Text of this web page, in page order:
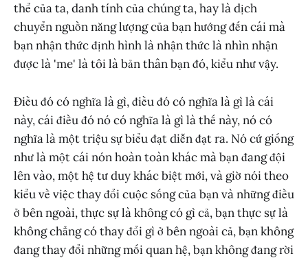
thể của ta, danh tính của chúng ta, hay là dịch
chuyển nguồn năng lượng của bạn hướng đến cái mà
bạn nhận thức định hình là nhận thức là nhìn nhận
được là 'me' là tôi là bản thân bạn đó, kiểu như vậy.
Điều đó có nghĩa là gì, điều đó có nghĩa là gì là cái
này, cái điều đó nó có nghĩa là gì là thế này, nó có
nghĩa là một triệu sự biểu đạt diễn đạt ra. Nó cứ giống
như là một cái nón hoàn toàn khác mà bạn đang đội
lên vào, một hệ tư duy khác biệt mới, và giờ nói theo
kiểu về việc thay đổi cuộc sống của bạn và những điều
ở bên ngoài, thực sự là không có gì cả, bạn thực sự là
không chẳng có thay đổi gì ở bên ngoài cả, bạn không
đang thay đổi những mối quan hệ, bạn không đang rời